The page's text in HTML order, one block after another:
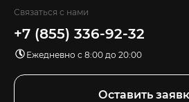
Связаться с нами
+7 (855) 336-92-32
Ежедневно с 8:00 до 20:00
Оставить